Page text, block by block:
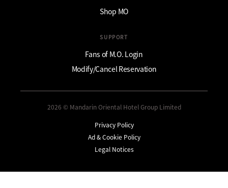
Shop MO
SUPPORT
Fans of M.O. Login
Modify/Cancel Reservation
2026 © Mandarin Oriental Hotel Group Limited
Privacy Policy
Ad & Cookie Policy
Legal Notices